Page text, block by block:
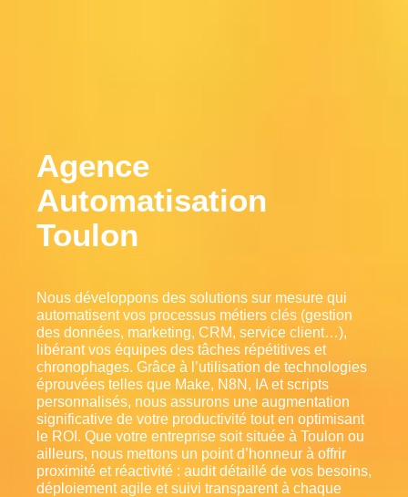
Agence
Automatisation
Toulon
Nous développons des solutions sur mesure qui
automatisent vos processus métiers clés (gestion
des données, marketing, CRM, service client…),
libérant vos équipes des tâches répétitives et
chronophages. Grâce à l’utilisation de technologies
éprouvées telles que Make, N8N, IA et scripts
personnalisés, nous assurons une augmentation
significative de votre productivité tout en optimisant
le ROI. Que votre entreprise soit située à Toulon ou
ailleurs, nous mettons un point d’honneur à offrir
proximité et réactivité : audit détaillé de vos besoins,
déploiement agile et suivi transparent à chaque